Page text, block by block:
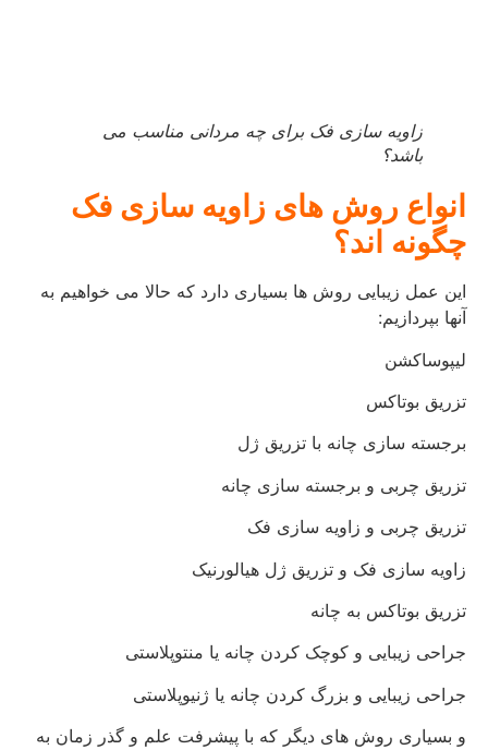
زاویه سازی فک برای چه مردانی مناسب می
باشد؟
انواع روش های زاویه سازی فک
چگونه اند؟
این عمل زیبایی روش ها بسیاری دارد که حالا می خواهیم به
آنها بپردازیم:
لیپوساکشن
تزریق بوتاکس
برجسته سازی چانه با تزریق ژل
تزریق چربی و برجسته سازی چانه
تزریق چربی و زاویه سازی فک
زاویه سازی فک و تزریق ژل هیالورنیک
تزریق بوتاکس به چانه
جراحی زیبایی و کوچک کردن چانه یا منتوپلاستی
جراحی زیبایی و بزرگ کردن چانه یا ژنیوپلاستی
و بسیاری روش های دیگر که با پیشرفت علم و گذر زمان به